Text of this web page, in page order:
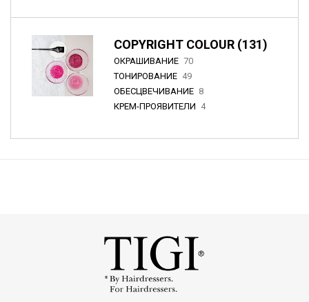
COPYRIGHT COLOUR (131)
ОКРАШИВАНИЕ 70
ТОНИРОВАНИЕ 49
ОБЕСЦВЕЧИВАНИЕ 8
КРЕМ-ПРОЯВИТЕЛИ 4